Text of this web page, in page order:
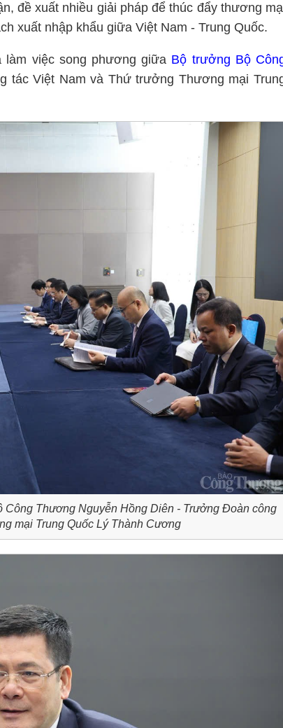
đề xuất nhiều giải pháp để thúc đẩy thương
xuất nhập khẩu giữa Việt Nam - Trung Quốc.
việc song phương giữa Bộ trưởng Bộ
tác Việt Nam và Thứ trưởng Thương mại
Thương Nguyễn Hồng Diên - Trưởng Đoàn công
mại Trung Quốc Lý Thành Cương